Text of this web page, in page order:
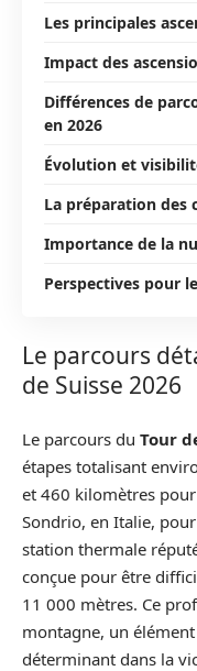
Les principales
Impact des
Différences de
en 2026
Évolution et
La préparation des
Importance de la
Perspectives pour
Le parcours
de Suisse 2026
Le parcours du Tour
étapes totalisant
et 460 kilomètres
Sondrio, en Italie,
station thermale
conçue pour être
11 000 mètres. Ce
montagne, un
déterminant dans la